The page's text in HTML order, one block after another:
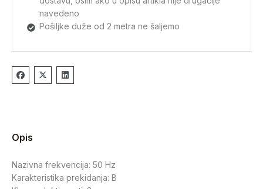
navedeno
Pošiljke duže od 2 metra ne šaljemo
Opis
Nazivna frekvencija: 50 Hz
Karakteristika prekidanja: B